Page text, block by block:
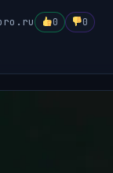
0 0